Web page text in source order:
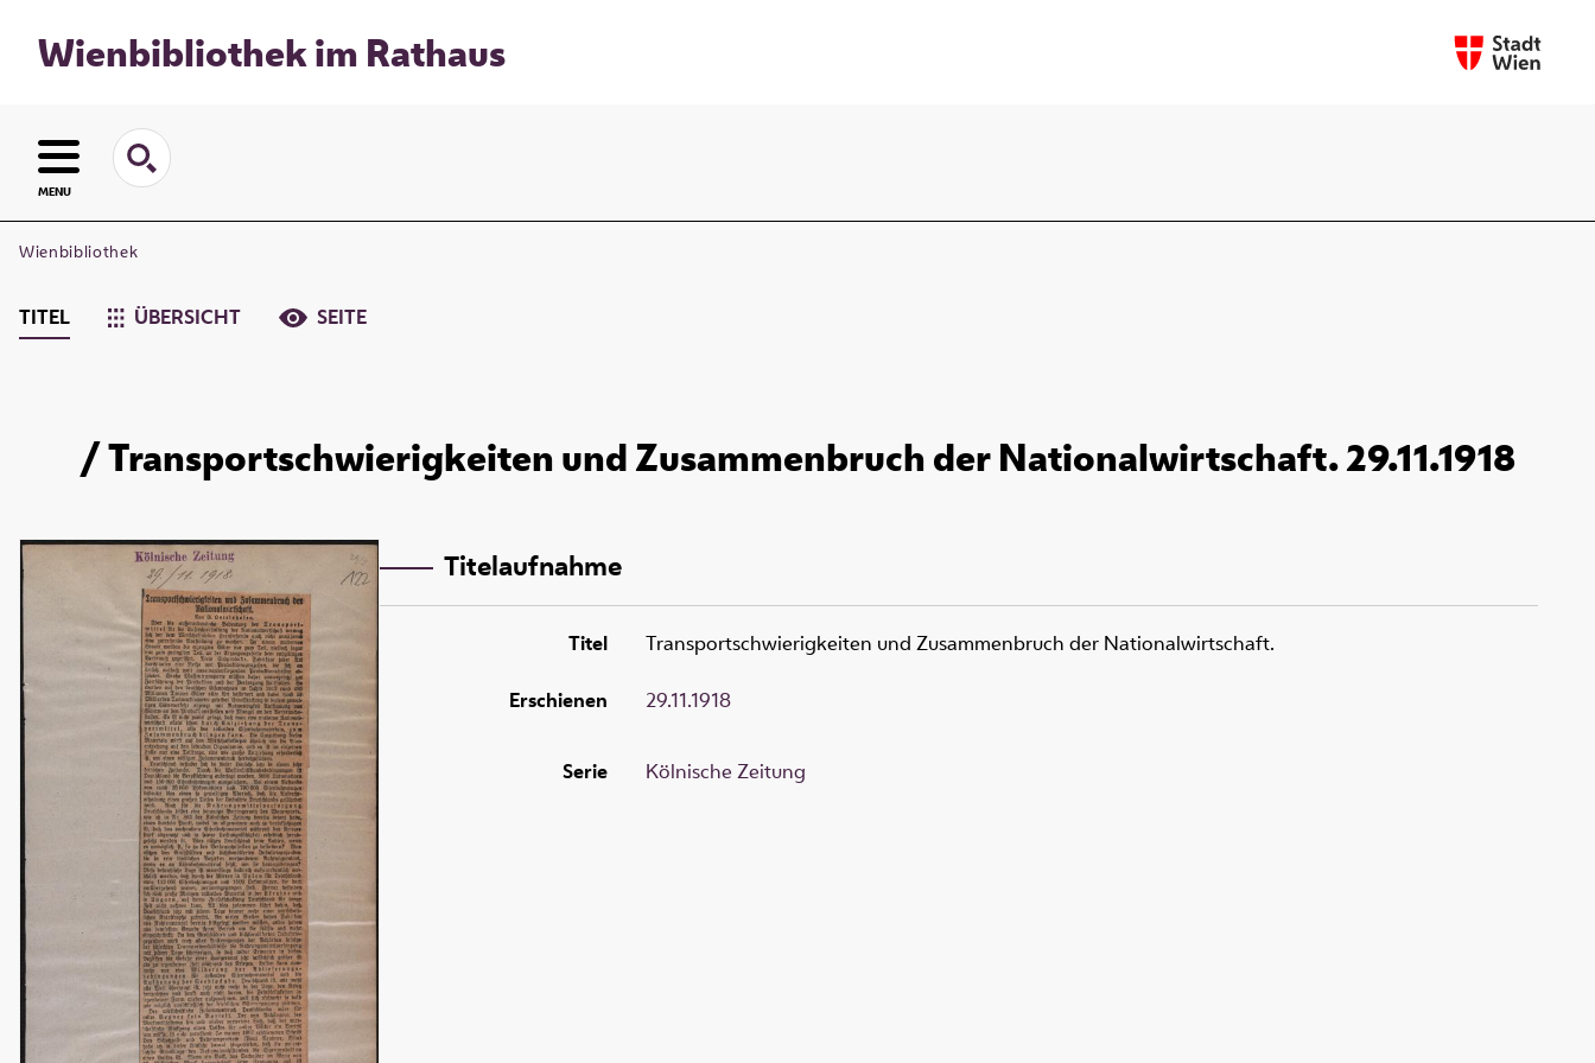
Wienbibliothek im Rathaus
MENU
Wienbibliothek
TITEL ÜBERSICHT SEITE
/ Transportschwierigkeiten und Zusammenbruch der Nationalwirtschaft. 29.11.1918
Titelaufnahme
Titel Transportschwierigkeiten und Zusammenbruch der Nationalwirtschaft.
Erschienen 29.11.1918
Serie Kölnische Zeitung